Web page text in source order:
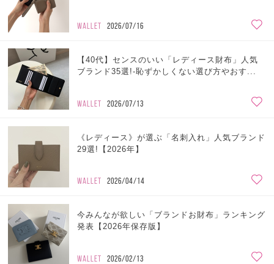
WALLET 2026/07/16
【40代】センスのいい「レディース財布」人気
ブランド35選!-恥ずかしくない選び方やおす...
WALLET 2026/07/13
《レディース》が選ぶ「名刺入れ」人気ブランド
29選!【2026年】
WALLET 2026/04/14
今みんなが欲しい「ブランドお財布」ランキング
発表【2026年保存版】
WALLET 2026/02/13